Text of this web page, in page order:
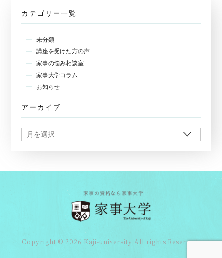
カテゴリー一覧
未分類
講座を受けた方の声
家事の悩み相談室
家事大学コラム
お知らせ
アーカイブ
Copyright © 2026 Kaji-university All rights Reserved.